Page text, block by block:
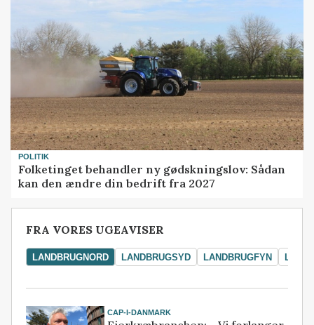
POLITIK
Folketinget behandler ny gødskningslov: Sådan
kan den ændre din bedrift fra 2027
FRA VORES UGEAVISER
LANDBRUGNORD LANDBRUGSYD LANDBRUGFYN
CAP-I-DANMARK